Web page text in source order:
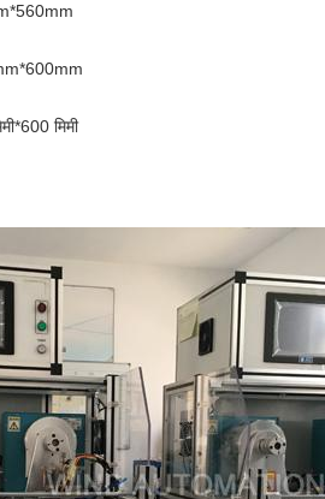
मिमी